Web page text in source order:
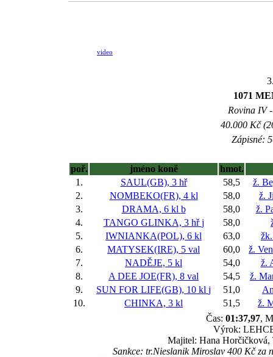
video
1071
Rovina IV
40.000 Kč
Zápisné:
poř. jméno koně
hmot.
1.
SAUL(GB), 3 hř 58,5
ž.
2.
NOMBEKO(FR), 4 kl 58,0
ž.
3.
DRAMA, 6 kl b 58,0
ž.
4.
TANGO GLINKA, 3 hřj 58,0
5.
IWNIANKA(POL), 6 kl 63,0
6.
MATYSEK(IRE), 5 val 60,0
ž.
7.
NADĚJE, 5 kl 54,0
ž.
8.
A DEE JOE(FR), 8 val 54,5
ž.
9.
SUN FOR LIFE(GB), 10 kl j 51,0
10.
CHINKA, 3 kl 51,5
ž.
Čas: 01:37,97,
Výrok:
Majitel: Hana Horčičková,
Sankce: tr.Nieslanik Miroslav 400 Kč za